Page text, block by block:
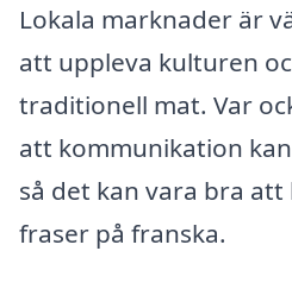
Lokala marknader är
att uppleva kulturen
traditionell mat. Var
att kommunikation
så det kan vara bra att
fraser på franska.